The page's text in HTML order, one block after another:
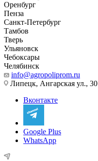
Оренбург
Пенза
Санкт-Петербург
Тамбов
Тверь
Ульяновск
Чебоксары
Челябинск
info@agropoliprom.ru
Липецк, Ангарская ул., 30
Вконтакте
Google Plus
WhatsApp